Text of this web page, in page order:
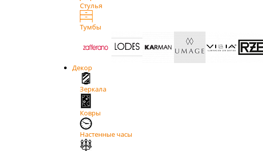
Стулья
Тумбы
Декор
Зеркала
Ковры
Настенные часы